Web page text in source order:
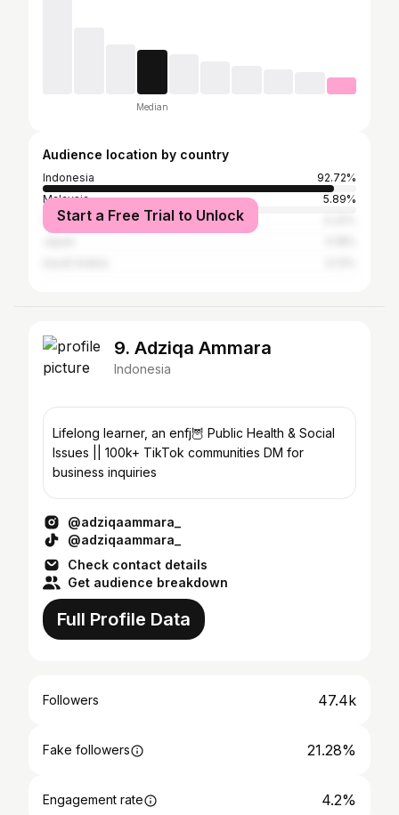
Median
Audience location by country
Indonesia
92.72%
Malaysia
5.89%
China
Start a Free Trial to Unlock
9. Adziqa Ammara
Indonesia
Lifelong learner, an enfj🦉 Public Health & Social
Issues || 100k+ TikTok communities DM for
business inquiries
@adziqaammara_
@adziqaammara_
Check contact details
Get audience breakdown
Full Profile Data
Followers 47.4k
Fake followers 21.28%
Engagement rate 4.2%